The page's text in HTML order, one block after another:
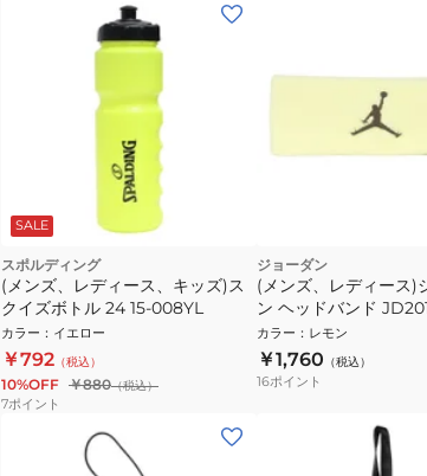
SALE
スポルディング
(メンズ、レディース、キッズ)ス
クイズボトル 24 15-008YL
カラー ： イエロー
￥792 （税込）
10%OFF ￥880（税込）
7ポイント
ジョーダン
(メンズ、レディース)
ン ヘッドバンド
カラー ： レモン
￥1,760 （税込）
16ポイント